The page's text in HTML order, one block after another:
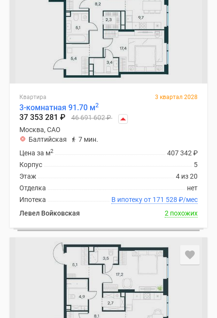
Квартира 3 квартал 2028
3-комнатная 91.70 м2
37 353 281 ₽ 46 691 602₽
Москва, САО
Балтийская
7 мин.
407 342 ₽
Цена за м2
5
Корпус
4 из 20
Этаж
нет
Отделка
В ипотеку от 171 528 ₽/мес
Ипотека
Левел Войковская
2 похожих